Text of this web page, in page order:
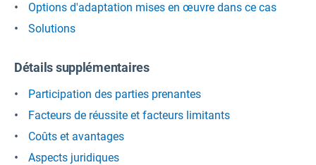
Options d'adaptation mises en œuvre dans ce cas
Solutions
Détails supplémentaires
Participation des parties prenantes
Facteurs de réussite et facteurs limitants
Coûts et avantages
Aspects juridiques